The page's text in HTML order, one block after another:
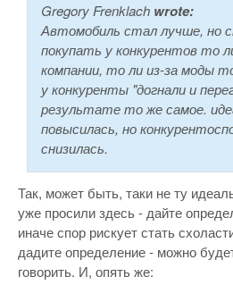
Gregory Frenklach wrote:
Автомобиль стал лучше, но
покупать у конкурентов то
компании, то ли из-за моды
у конкуренты "догнали и
результате то же самое.
повысилась, но
снизилась.
Так, может быть, таки не ту
уже просили здесь - дайте
иначе спор рискует стать
дадите определение - можно
говорить. И, опять же: